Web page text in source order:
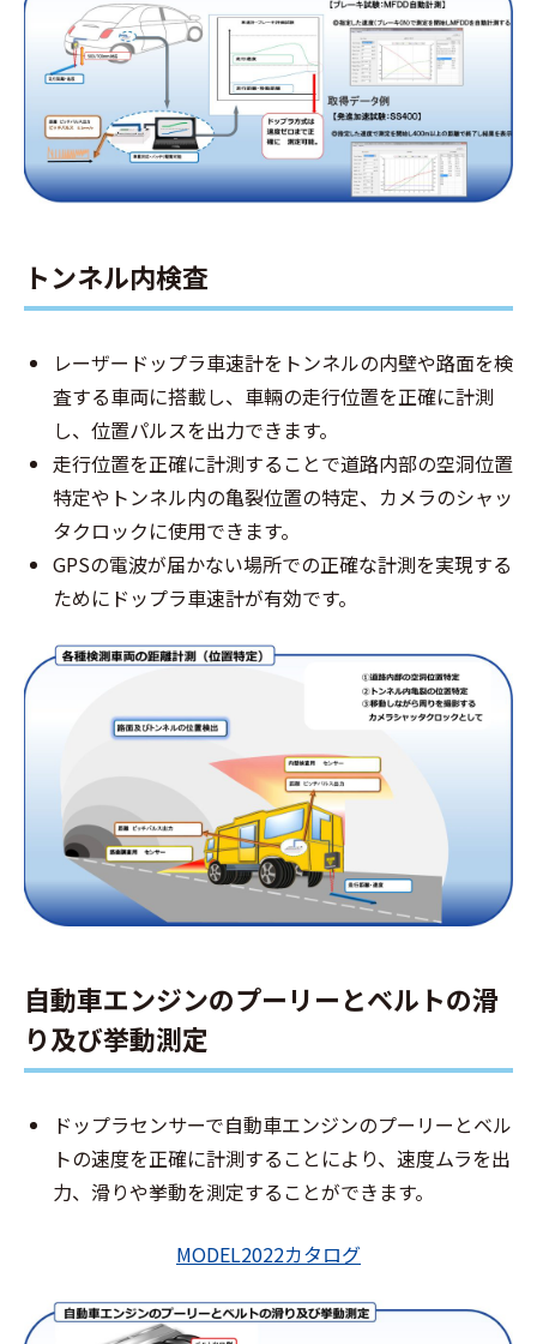
トンネル内検査
レーザードップラ車速計をトンネルの内壁や路面を検
査する車両に搭載し、車輛の走行位置を正確に計測
し、位置パルスを出力できます。
走行位置を正確に計測することで道路内部の空洞位置
特定やトンネル内の亀裂位置の特定、カメラのシャッ
タクロックに使用できます。
GPSの電波が届かない場所での正確な計測を実現する
ためにドップラ車速計が有効です。
自動車エンジンのプーリーとベルトの滑
り及び挙動測定
ドップラセンサーで自動車エンジンのプーリーとベル
トの速度を正確に計測することにより、速度ムラを出
力、滑りや挙動を測定することができます。
MODEL2022カタログ